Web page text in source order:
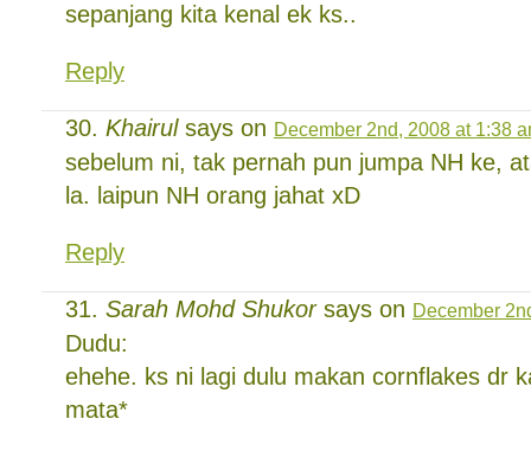
sepanjang kita kenal ek ks..
Reply
Khairulsays on December 2nd, 2008 at 1:38
sebelum ni, tak pernah pun jumpa NH ke,
la. laipun NH orang jahat xD
Reply
Sarah Mohd Shukorsays on December
Dudu:
ehehe. ks ni lagi dulu makan cornflakes dr
mata*